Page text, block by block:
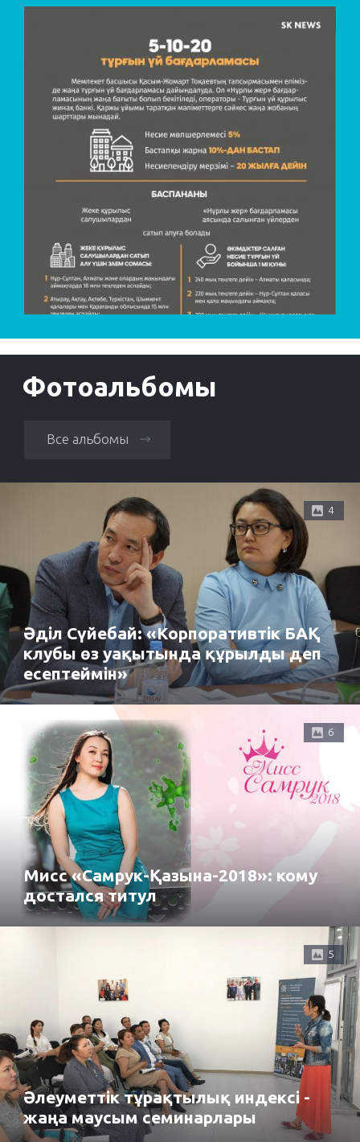
Фотоальбомы
Все альбомы
4
Әділ Сүйебай: «Корпоративтік БАҚ
клубы өз уақытында құрылды деп
есептеймін»
6
Мисс «Самрук-Қазына-2018»: кому
достался титул
5
Әлеуметтік тұрақтылық индексі -
жаңа маусым семинарлары